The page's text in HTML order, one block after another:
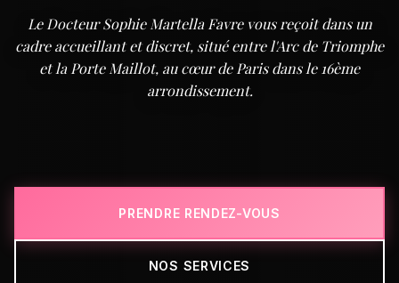
Le Docteur Sophie Martella Favre vous reçoit dans un
cadre accueillant et discret, situé entre l'Arc de Triomphe
et la Porte Maillot, au cœur de Paris dans le 16ème
arrondissement.
PRENDRE RENDEZ-VOUS
NOS SERVICES